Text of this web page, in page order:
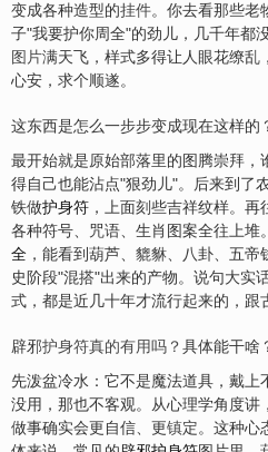
变成各种造型的挂件。你去看那些老
子"我要护你周全"的劲儿，几千年都
图片满天飞，样式多得让人眼花缭
心安，求个顺遂。
这东西是怎么一步步变成现在这样的
最开始就是原始部落里的图腾崇拜
得自己也能沾点"狠劲儿"。后来到了
铁做护身符 ，上面刻些吉祥纹样。再
各种符号、咒语、生肖图案全往上堆
全 ，能看到葫芦、 貔貅、八卦、五
史阶段"混搭"出来的产物。说句大实
式，都是近几十年才流行起来的，跟
辟邪护身符真的有用吗？具体能干啥
先泼盆冷水：它不是魔法道具，戴
没用，那也不客观。从心理学角度讲
做事确实会更自信、更镇定。这种心